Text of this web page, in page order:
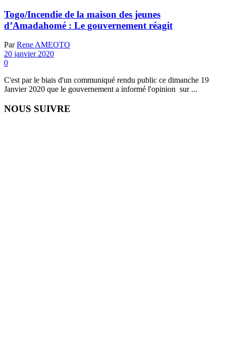
Togo/Incendie de la maison des jeunes
d’Amadahomé : Le gouvernement réagit
Par Rene AMEOTO
20 janvier 2020
0
C'est par le biais d'un communiqué rendu public ce dimanche 19
Janvier 2020 que le gouvernement a informé l'opinion sur ...
NOUS SUIVRE